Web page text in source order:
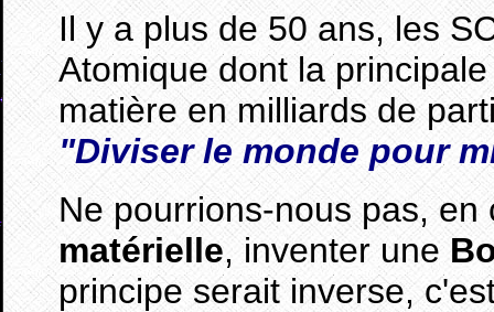
Il y a plus de 50 ans, les
Atomique dont la
matière en milliards de
"Diviser le monde pour
Ne pourrions-nous pas,
matérielle, inventer une
principe serait inverse,